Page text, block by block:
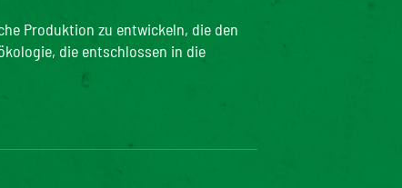
Produktion zu entwickeln, die den
die entschlossen in die